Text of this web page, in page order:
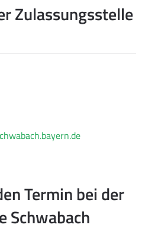
Zulassungsstelle
Termin bei der
Schwabach